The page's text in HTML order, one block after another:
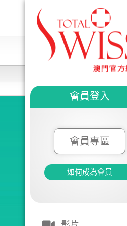
會員登入
會員專區
如何成為會員